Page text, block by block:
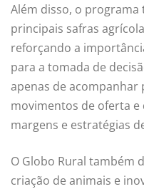
Além disso, o
principais safras
reforçando a
para a tomada de
apenas de acompanhar
movimentos de oferta
margens e estratégias
O Globo Rural também
criação de animais e